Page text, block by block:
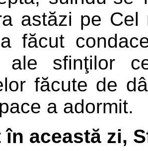
astăzi pe
făcut
sfinţilor
făcute de
a adormit.
în această zi,